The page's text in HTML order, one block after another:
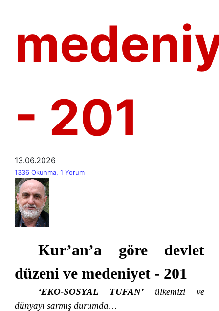
- 201
13.06.2026
1336 Okunma, 1 Yorum
Kur’an’a göre devlet
düzeni ve medeniyet - 201
‘EKO-SOSYAL TUFAN’ ülkemizi ve
dünyayı sarmış durumda…